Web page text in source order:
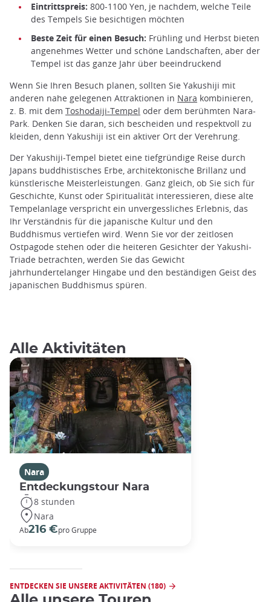
Eintrittspreis: 800-1100 Yen, je nachdem, welche Teile
des Tempels Sie besichtigen möchten
Beste Zeit für einen Besuch: Frühling und Herbst bieten
angenehmes Wetter und schöne Landschaften, aber der
Tempel ist das ganze Jahr über beeindruckend
Wenn Sie Ihren Besuch planen, sollten Sie Yakushiji mit
anderen nahe gelegenen Attraktionen in Nara kombinieren,
z. B. mit dem Toshodaiji-Tempel oder dem berühmten Nara-
Park. Denken Sie daran, sich bescheiden und respektvoll zu
kleiden, denn Yakushiji ist ein aktiver Ort der Verehrung.
Der Yakushiji-Tempel bietet eine tiefgründige Reise durch
Japans buddhistisches Erbe, architektonische Brillanz und
künstlerische Meisterleistungen. Ganz gleich, ob Sie sich für
Geschichte, Kunst oder Spiritualität interessieren, diese alte
Tempelanlage verspricht ein unvergessliches Erlebnis, das
Ihr Verständnis für die japanische Kultur und den
Buddhismus vertiefen wird. Wenn Sie vor der zeitlosen
Ostpagode stehen oder die heiteren Gesichter der Yakushi-
Triade betrachten, werden Sie das Gewicht
jahrhundertelanger Hingabe und den beständigen Geist des
japanischen Buddhismus spüren.
Alle Aktivitäten
Nara
Entdeckungstour Nara
8 stunden
Nara
Ab216 €pro Gruppe
ENTDECKEN SIE UNSERE AKTIVITÄTEN (180)